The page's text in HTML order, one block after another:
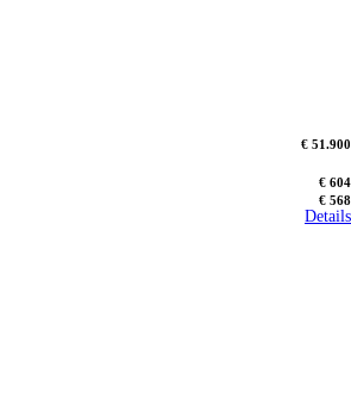
€ 51.900
€ 604
€ 568
Details